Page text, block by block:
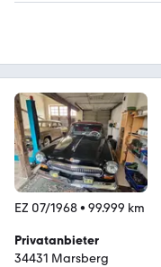
EZ 07/1968• 99.999 km
Privatanbieter
34431 Marsberg